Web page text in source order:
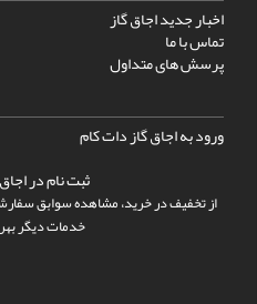
اخبار جدید اجاق گاز
تماس با ما
پرسش های متداول
ورود به اجاق گاز دات کام
ثبت نام در
از تخفیف در خرید، مشاهده سوابق
خدمات دیگر